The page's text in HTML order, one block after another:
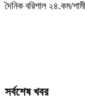
দৈনিক বরিশাল ২৪.কম/
সর্বশেষ খবর